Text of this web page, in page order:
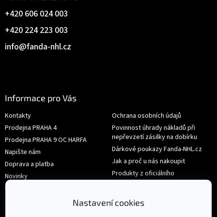
Nastavení cookies
info@fanda-nhl.cz
+420 224 223 003
+420 606 024 003
Informace pro Vás
Kontakty
Prodejna PRAHA 4
Prodejna PRAHA 9 OC HARFA
Napište nám
Doprava a platba
Novinky
Hodnocení obchodu
Obchodní podmínky
Ochrana osobních údajů
Povinnost úhrady nákladů při
nepřevzetí zásilky na dobírku
Dárkové poukazy Fanda-NHL.cz
Jak a proč u nás nakoupit
Produkty z oficiálního
shop.nhl.com
Výměna nebo vrácení zboží